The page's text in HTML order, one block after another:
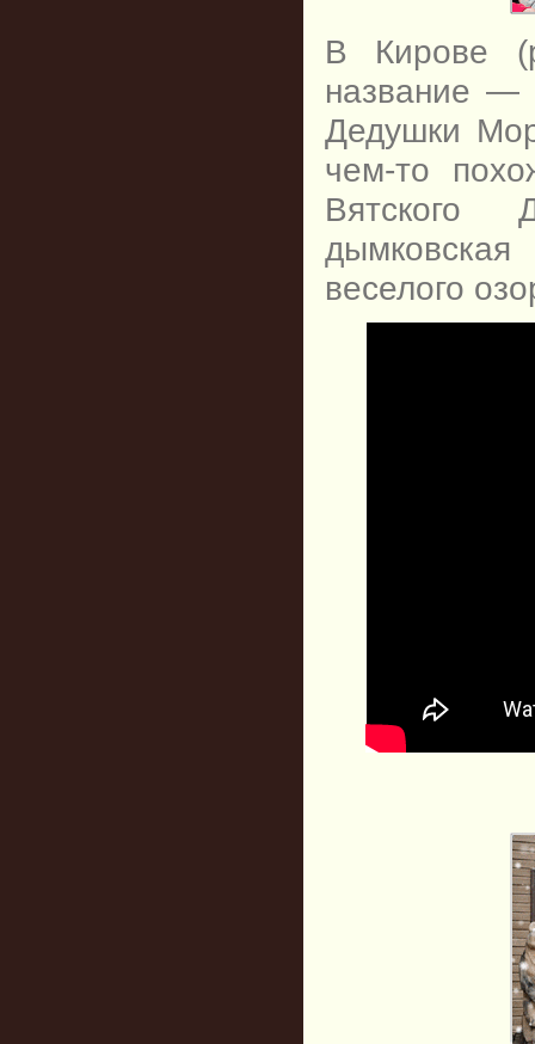
В Кирове
название —
Дедушки
чем-то
Вятского
веселого